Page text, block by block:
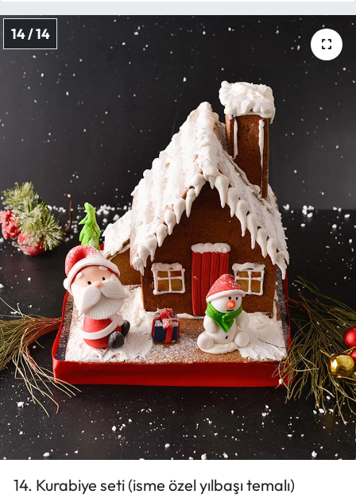
14 / 14
14. Kurabiye seti (isme özel yılbaşı temalı)